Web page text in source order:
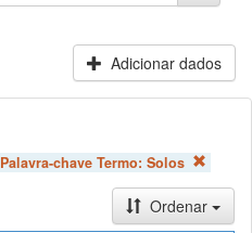
Adicionar dados
Palavra-chave Termo:Solos
Ordenar